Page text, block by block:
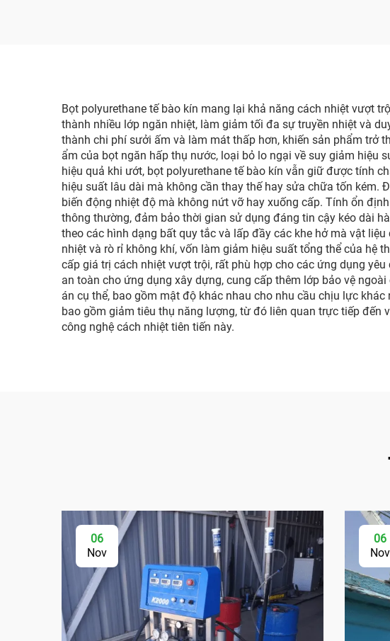
Bọt polyurethane tế bào kín mang lại khả năng cách nhiệt vượt
thành nhiều lớp ngăn nhiệt, làm giảm tối đa sự truyền nhiệt và
thành chi phí sưởi ấm và làm mát thấp hơn, khiến sản phẩm trở
ẩm của bọt ngăn hấp thụ nước, loại bỏ lo ngại về suy giảm hiệu
hiệu quả khi ướt, bọt polyurethane tế bào kín vẫn giữ được tính
hiệu suất lâu dài mà không cần thay thế hay sửa chữa tốn
biến động nhiệt độ mà không nứt vỡ hay xuống cấp. Tính ổn
thông thường, đảm bảo thời gian sử dụng đáng tin cậy kéo dài
theo các hình dạng bất quy tắc và lấp đầy các khe hở mà vật
nhiệt và rò rỉ không khí, vốn làm giảm hiệu suất tổng thể của hệ
cấp giá trị cách nhiệt vượt trội, rất phù hợp cho các ứng dụng
an toàn cho ứng dụng xây dựng, cung cấp thêm lớp bảo vệ
án cụ thể, bao gồm mật độ khác nhau cho nhu cầu chịu lực
bao gồm giảm tiêu thụ năng lượng, từ đó liên quan trực tiếp đến
công nghệ cách nhiệt tiên tiến này.
06
Nov
06
Nov